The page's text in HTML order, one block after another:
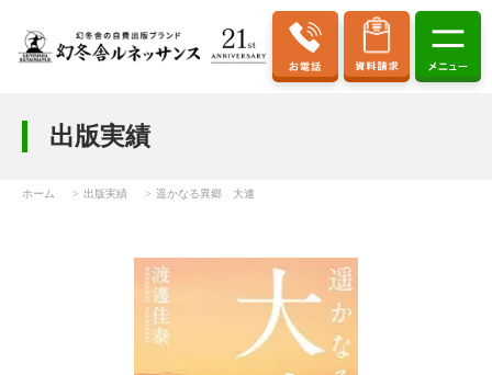
出版実績
ホーム 出版実績 遥かなる異郷 大連